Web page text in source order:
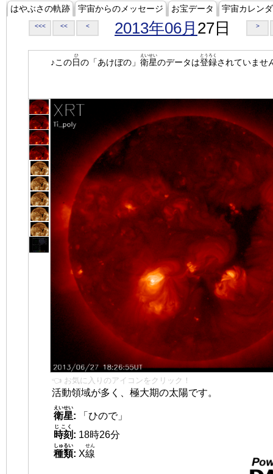
はやぶさの軌跡 宇宙からのメッセージ お宝データ 宇宙カレン
<<< << < 2013年06月 27日 >
♪この日
ひ
の「あけぼの」 衛星
えいせい
のデータは登録
とうろく
されていませ
👈 お気に入りのアイコンをクリック！
活動領域が多く、極大期の太陽です。
衛星
えいせい
:
「ひので」
時刻
じこく
: 18時26分
種類
しゅるい
: X線
せん